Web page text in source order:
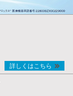
詳しくはこちら